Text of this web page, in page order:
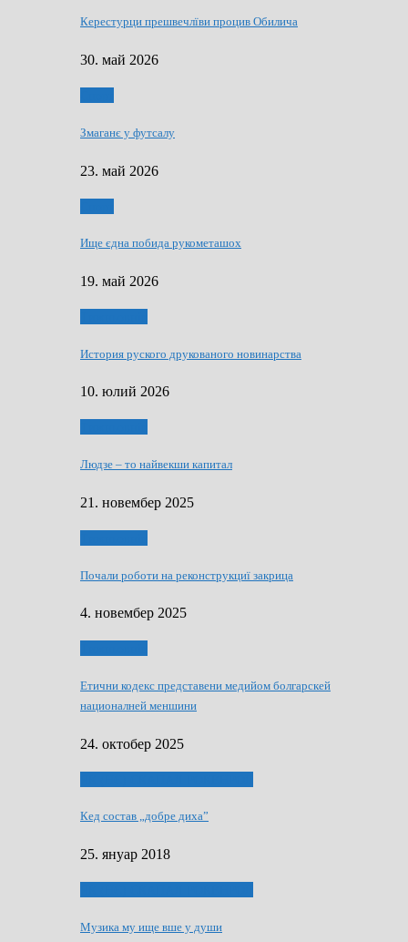
Керестурци прешвечлїви процив Обилича
30. май 2026
Змаганє у футсалу
23. май 2026
Ище єдна побида рукометашох
19. май 2026
История руского друкованого новинарства
10. юлий 2026
Людзе – то найвекши капитал
21. новембер 2025
Почали роботи на реконструкциї закрица
4. новембер 2025
Етични кодекс представени медийом болгарскей
националней меншини
24. октобер 2025
Кед состав „добре диха”
25. януар 2018
Музика му ище вше у души